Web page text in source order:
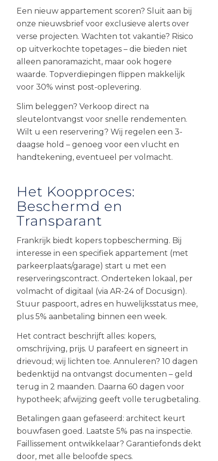
Een nieuw appartement scoren? Sluit aan bij
onze nieuwsbrief voor exclusieve alerts over
verse projecten. Wachten tot vakantie? Risico
op uitverkochte topetages – die bieden niet
alleen panoramazicht, maar ook hogere
waarde. Topverdiepingen flippen makkelijk
voor 30% winst post-oplevering.
Slim beleggen? Verkoop direct na
sleutelontvangst voor snelle rendementen.
Wilt u een reservering? Wij regelen een 3-
daagse hold – genoeg voor een vlucht en
handtekening, eventueel per volmacht.
Het Koopproces:
Beschermd en
Transparant
Frankrijk biedt kopers topbescherming. Bij
interesse in een specifiek appartement (met
parkeerplaats/garage) start u met een
reserveringscontract. Onderteken lokaal, per
volmacht of digitaal (via AR-24 of Docusign).
Stuur paspoort, adres en huwelijksstatus mee,
plus 5% aanbetaling binnen een week.
Het contract beschrijft alles: kopers,
omschrijving, prijs. U parafeert en signeert in
drievoud; wij lichten toe. Annuleren? 10 dagen
bedenktijd na ontvangst documenten – geld
terug in 2 maanden. Daarna 60 dagen voor
hypotheek; afwijzing geeft volle terugbetaling.
Betalingen gaan gefaseerd: architect keurt
bouwfasen goed. Laatste 5% pas na inspectie.
Faillissement ontwikkelaar? Garantiefonds dekt
door, met alle beloofde specs.